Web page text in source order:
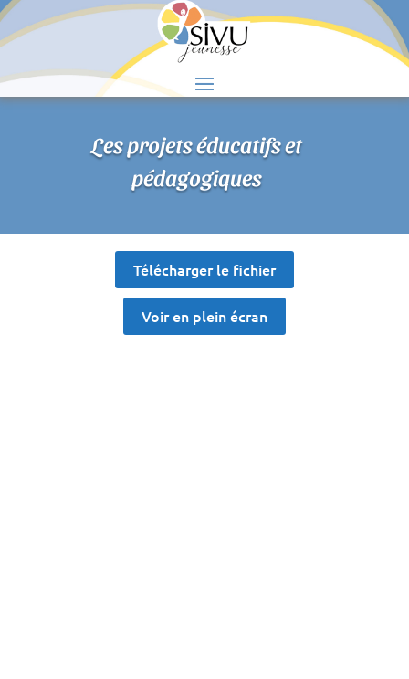
Les projets éducatifs et
pédagogiques
Télécharger le fichier
Voir en plein écran